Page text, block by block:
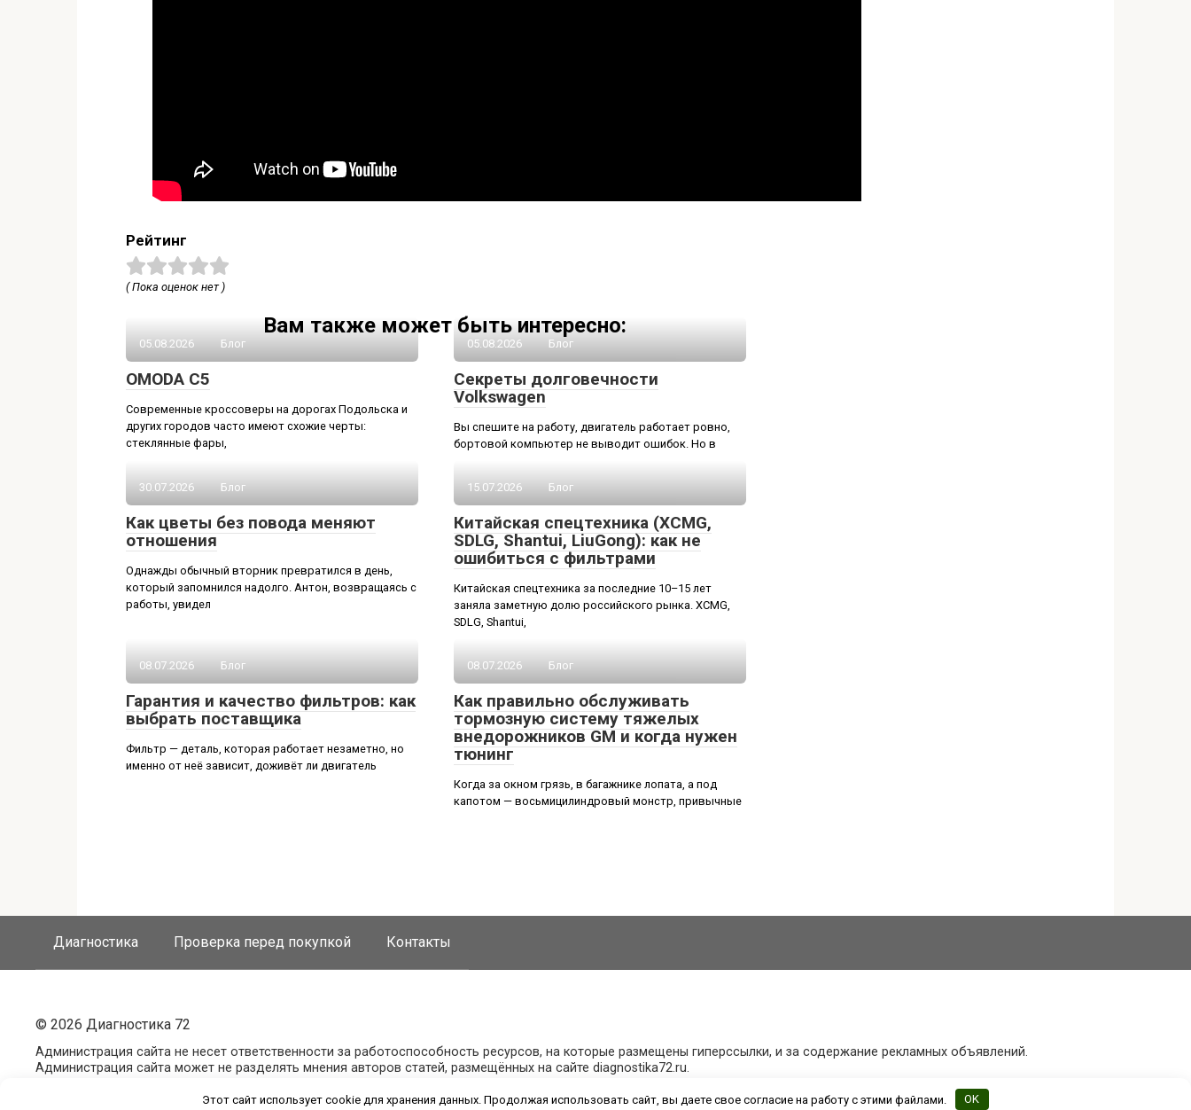
Рейтинг
( Пока оценок нет )
Вам также может быть интересно:
05.08.2026 Блог
OMODA C5
Современные кроссоверы на дорогах Подольска и
других городов часто имеют схожие черты:
стеклянные фары,
05.08.2026 Блог
Секреты долговечности
Volkswagen
Вы спешите на работу, двигатель работает ровно,
бортовой компьютер не выводит ошибок. Но в
30.07.2026 Блог
Как цветы без повода меняют
отношения
Однажды обычный вторник превратился в день,
который запомнился надолго. Антон, возвращаясь с
работы, увидел
15.07.2026 Блог
Китайская спецтехника (XCMG,
SDLG, Shantui, LiuGong): как не
ошибиться с фильтрами
Китайская спецтехника за последние 10–15 лет
заняла заметную долю российского рынка. XCMG,
SDLG, Shantui,
08.07.2026 Блог
Гарантия и качество фильтров: как
выбрать поставщика
Фильтр — деталь, которая работает незаметно, но
именно от неё зависит, доживёт ли двигатель
08.07.2026 Блог
Как правильно обслуживать
тормозную систему тяжелых
внедорожников GM и когда нужен
тюнинг
Когда за окном грязь, в багажнике лопата, а под
капотом — восьмицилиндровый монстр, привычные
Диагностика Проверка перед покупкой Контакты
© 2026 Диагностика 72
Администрация сайта не несет ответственности за работоспособность ресурсов, на которые размещены гиперссылки, и за содержание рекламных объявлений.
Администрация сайта может не разделять мнения авторов статей, размещённых на сайте diagnostika72.ru.
Этот сайт использует cookie для хранения данных. Продолжая использовать сайт, вы даете свое согласие на работу с этими файлами. OK